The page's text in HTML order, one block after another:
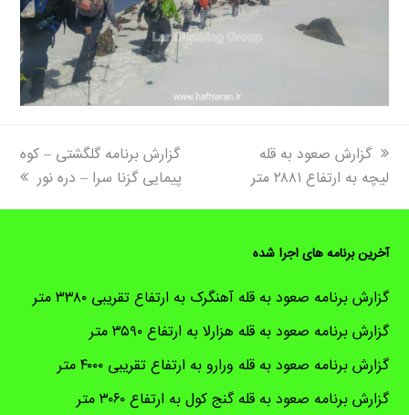
previous
post:
گزارش صعود به قله
لیچه به ارتفاع ۲۸۸۱ متر
next
post:
گزارش برنامه گلگشتی – کوه
پیمایی گزنا سرا – دره نور
آخرین برنامه های اجرا شده
گزارش برنامه صعود به قله آهنگرک به ارتفاع تقریبی ۳۳۸۰ متر
گزارش برنامه صعود به قله هزارلا به ارتفاع ۳۵۹۰ متر
گزارش برنامه صعود به قله ورارو به ارتفاع تقریبی ۴۰۰۰ متر
گزارش برنامه صعود به قله گنج کول به ارتفاع ۳۰۶۰ متر